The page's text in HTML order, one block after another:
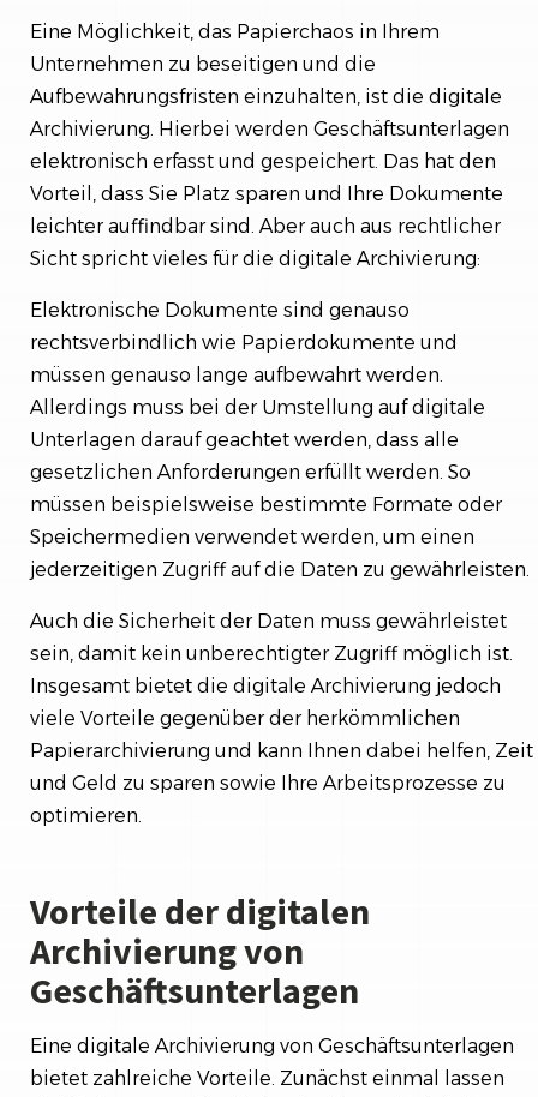
Eine Möglichkeit, das Papierchaos in Ihrem
Unternehmen zu beseitigen und die
Aufbewahrungsfristen einzuhalten, ist die digitale
Archivierung. Hierbei werden Geschäftsunterlagen
elektronisch erfasst und gespeichert. Das hat den
Vorteil, dass Sie Platz sparen und Ihre Dokumente
leichter auffindbar sind. Aber auch aus rechtlicher
Sicht spricht vieles für die digitale Archivierung:
Elektronische Dokumente sind genauso
rechtsverbindlich wie Papierdokumente und
müssen genauso lange aufbewahrt werden.
Allerdings muss bei der Umstellung auf digitale
Unterlagen darauf geachtet werden, dass alle
gesetzlichen Anforderungen erfüllt werden. So
müssen beispielsweise bestimmte Formate oder
Speichermedien verwendet werden, um einen
jederzeitigen Zugriff auf die Daten zu gewährleisten.
Auch die Sicherheit der Daten muss gewährleistet
sein, damit kein unberechtigter Zugriff möglich ist.
Insgesamt bietet die digitale Archivierung jedoch
viele Vorteile gegenüber der herkömmlichen
Papierarchivierung und kann Ihnen dabei helfen, Zeit
und Geld zu sparen sowie Ihre Arbeitsprozesse zu
optimieren.
Vorteile der digitalen
Archivierung von
Geschäftsunterlagen
Eine digitale Archivierung von Geschäftsunterlagen
bietet zahlreiche Vorteile. Zunächst einmal lassen